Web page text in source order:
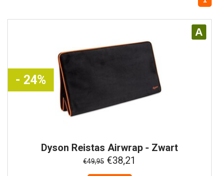
A
- 24%
Dyson Reistas Airwrap - Zwart
€49,95 €38,21